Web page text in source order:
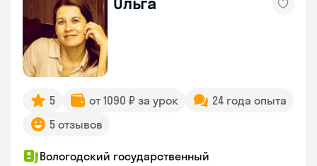
5 от 1090 ₽ за урок
24 года опыта
5 отзывов
Вологодский государственный